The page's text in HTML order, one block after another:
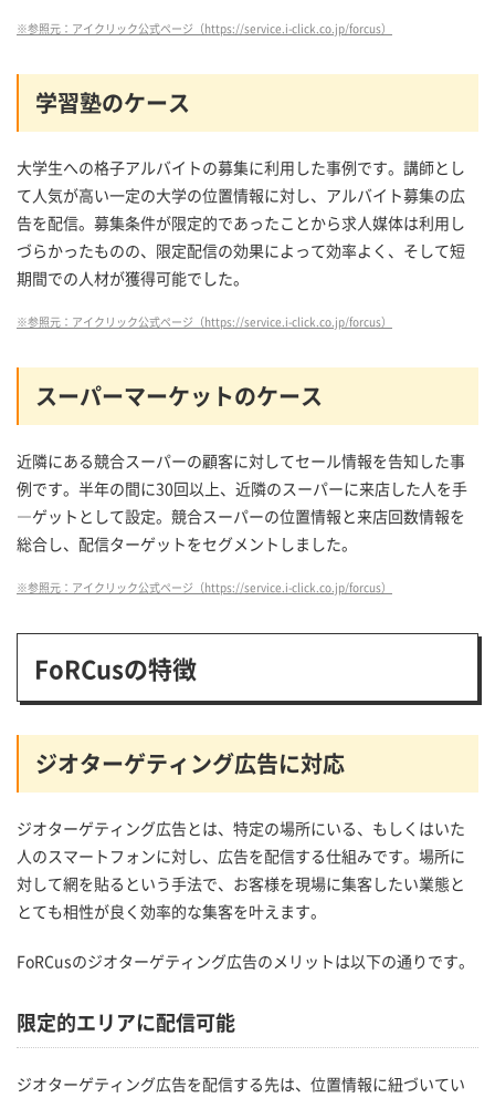
※参照元：アイクリック公式ページ（https://service.i-click.co.jp/forcus）
学習塾のケース
大学生への格子アルバイトの募集に利用した事例です。講師とし
て人気が高い一定の大学の位置情報に対し、アルバイト募集の広
告を配信。募集条件が限定的であったことから求人媒体は利用し
づらかったものの、限定配信の効果によって効率よく、そして短
期間での人材が獲得可能でした。
※参照元：アイクリック公式ページ（https://service.i-click.co.jp/forcus）
スーパーマーケットのケース
近隣にある競合スーパーの顧客に対してセール情報を告知した事
例です。半年の間に30回以上、近隣のスーパーに来店した人を手
―ゲットとして設定。競合スーパーの位置情報と来店回数情報を
総合し、配信ターゲットをセグメントしました。
※参照元：アイクリック公式ページ（https://service.i-click.co.jp/forcus）
FoRCusの特徴
ジオターゲティング広告に対応
ジオターゲティング広告とは、特定の場所にいる、もしくはいた
人のスマートフォンに対し、広告を配信する仕組みです。場所に
対して網を貼るという手法で、お客様を現場に集客したい業態と
とても相性が良く効率的な集客を叶えます。
FoRCusのジオターゲティング広告のメリットは以下の通りです。
限定的エリアに配信可能
ジオターゲティング広告を配信する先は、位置情報に紐づいてい